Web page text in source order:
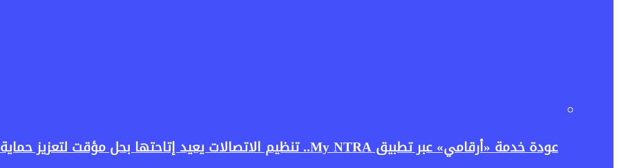
عودة خدمة «أرقامي» عبر تطبيق My NTRA.. تنظيم الاتصالات يعيد إتاحتها بحل مؤقت لتعزيز حماية بيانات المستخدمين